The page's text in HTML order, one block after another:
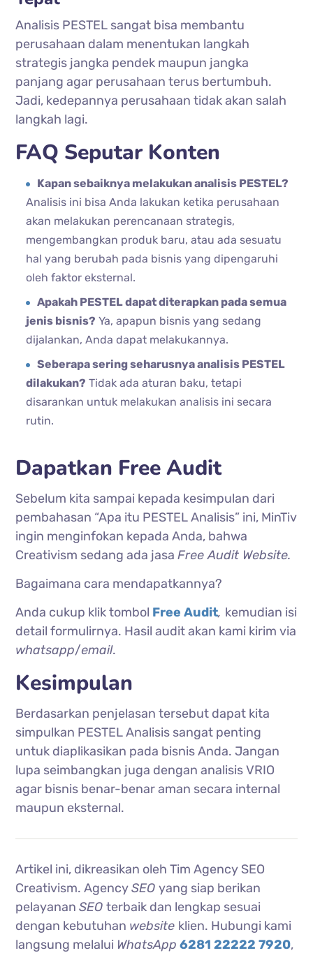
Analisis PESTEL sangat bisa membantu
perusahaan dalam menentukan langkah
strategis jangka pendek maupun jangka
panjang agar perusahaan terus bertumbuh.
Jadi, kedepannya perusahaan tidak akan salah
langkah lagi.
FAQ Seputar Konten
Kapan sebaiknya melakukan analisis PESTEL?
Analisis ini bisa Anda lakukan ketika perusahaan
akan melakukan perencanaan strategis,
mengembangkan produk baru, atau ada sesuatu
hal yang berubah pada bisnis yang dipengaruhi
oleh faktor eksternal.
Apakah PESTEL dapat diterapkan pada semua
jenis bisnis? Ya, apapun bisnis yang sedang
dijalankan, Anda dapat melakukannya.
Seberapa sering seharusnya analisis PESTEL
dilakukan? Tidak ada aturan baku, tetapi
disarankan untuk melakukan analisis ini secara
rutin.
Dapatkan Free Audit
Sebelum kita sampai kepada kesimpulan dari
pembahasan “Apa itu PESTEL Analisis” ini, MinTiv
ingin menginfokan kepada Anda, bahwa
Creativism sedang ada jasaFree Audit Website.
Bagaimana cara mendapatkannya?
Anda cukup klik tombol Free Audit, kemudian isi
detail formulirnya. Hasil audit akan kami kirim via
whatsapp/email.
Kesimpulan
Berdasarkan penjelasan tersebut dapat kita
simpulkan PESTEL Analisis sangat penting
untuk diaplikasikan pada bisnis Anda. Jangan
lupa seimbangkan juga dengan analisis VRIO
agar bisnis benar-benar aman secara internal
maupun eksternal.
Artikel ini, dikreasikan oleh Tim Agency SEO
Creativism. AgencySEOyang siap berikan
pelayananSEOterbaik dan lengkap sesuai
dengan kebutuhan website klien. Hubungi kami
langsung melalui WhatsApp 6281 22222 7920,